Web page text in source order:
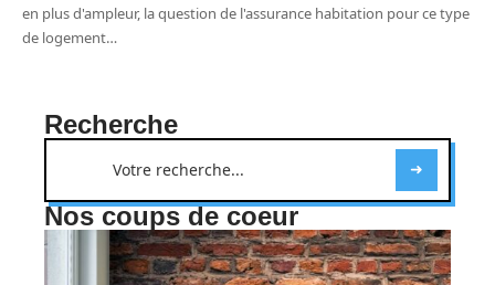
en plus d'ampleur, la question de l'assurance habitation pour ce type
de logement…
Recherche
Nos coups de coeur